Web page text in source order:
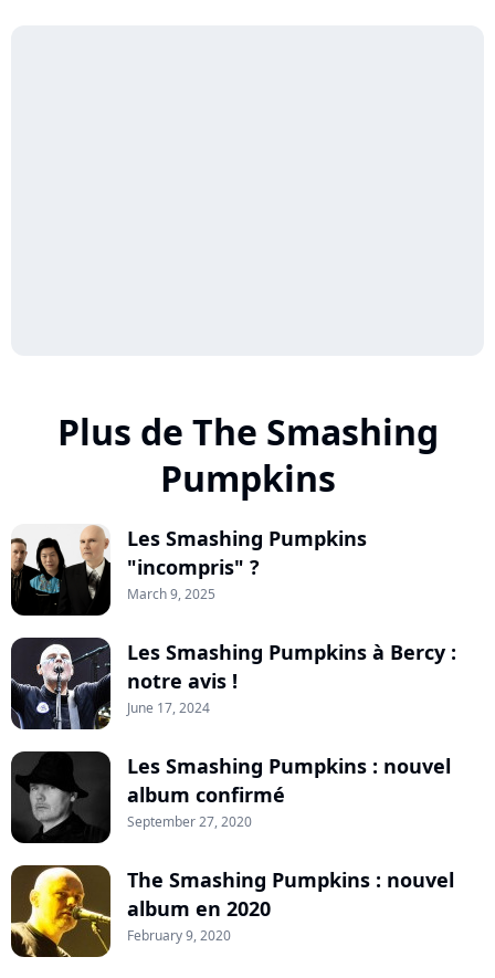
Plus de The Smashing
Pumpkins
Les Smashing Pumpkins
"incompris" ?
March 9, 2025
Les Smashing Pumpkins à Bercy :
notre avis !
June 17, 2024
Les Smashing Pumpkins : nouvel
album confirmé
September 27, 2020
The Smashing Pumpkins : nouvel
album en 2020
February 9, 2020